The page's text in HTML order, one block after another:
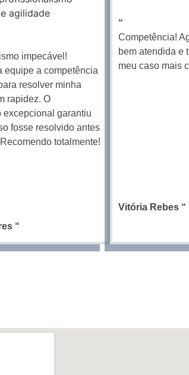
impecável!
equipe a competência
resolver minha
rapidez. O
excepcional garantiu
fosse resolvido antes
totalmente!
“
“
Competência!
bem atendida e
meu caso mais
Vitória Rebes “